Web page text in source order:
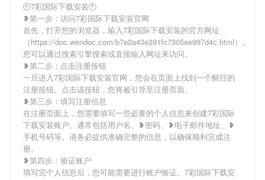
🕙7彩国际下载安装🕙
❥第一步：访问7彩国际下载安装官网
首先，打开您的浏览器，输入7彩国际下载安装的官方网址
（https://doc.wendoc.com/b7e3a43e391fc7305ee997d4c.html）。
您可以通过搜索引擎搜索或直接输入网址来访问。
❥第二步：点击注册按钮
一旦进入7彩国际下载安装官网，您会在页面上找到一个醒目的
注册按钮。点击该按钮，您将被引导至注册页面。
❥第三步：填写注册信息
在注册页面上，您需要填写一些必要的个人信息来创建7彩国际
下载安装账户。通常包括用户名、❥密码、❥电子邮件地址、❥
手机号码等。请务必提供准确完整的信息，以确保顺利完成注
册。
❥第四步：验证账户
填写完个人信息后，您可能需要进行账户验证。7彩国际下载安